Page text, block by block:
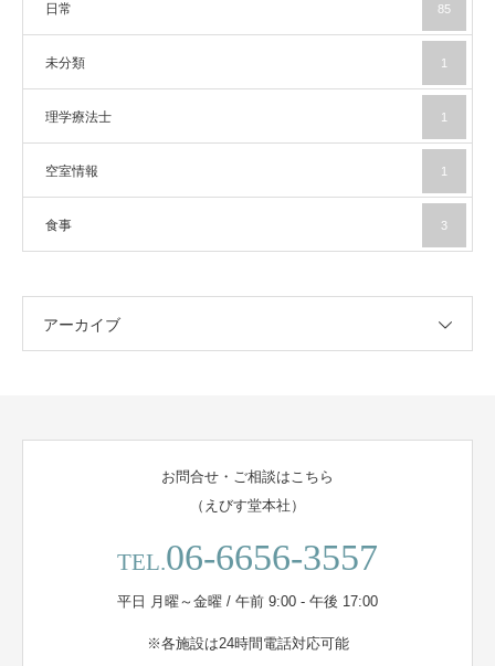
日常 85
未分類 1
理学療法士 1
空室情報 1
食事 3
アーカイブ
お問合せ・ご相談はこちら
（えびす堂本社）
TEL.06-6656-3557
平日 月曜～金曜 / 午前 9:00 - 午後 17:00
※各施設は24時間電話対応可能